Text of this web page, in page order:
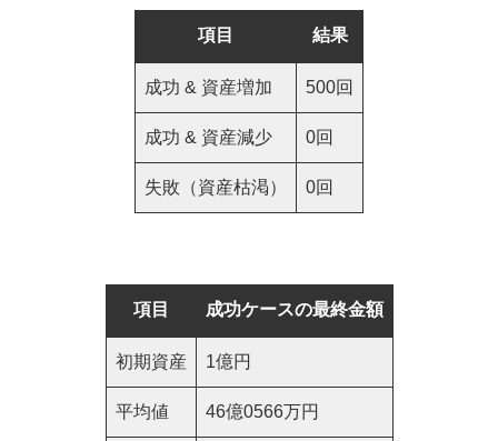
項目 結果
成功 & 資産増加 500回
成功 & 資産減少 0回
失敗（資産枯渇） 0回
項目 成功ケースの最終金額
初期資産 1億円
平均値 46億0566万円